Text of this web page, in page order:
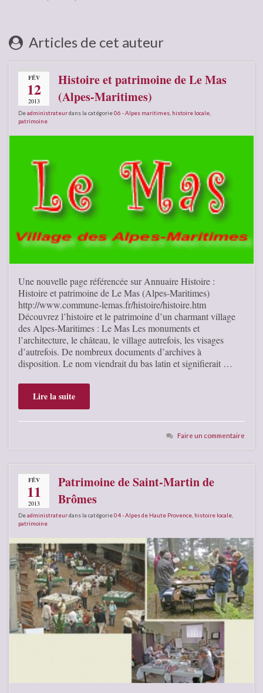
Articles de cet auteur
FÉV
12
2013
Histoire et patrimoine de Le Mas
(Alpes-Maritimes)
Deadministrateurdans la catégorie06 - Alpes maritimes histoire locale
patrimoine
Une nouvelle page référencée sur Annuaire Histoire :
Histoire et patrimoine de Le Mas (Alpes-Maritimes)
http://www.commune-lemas.fr/histoire/histoire.htm
Découvrez l’histoire et le patrimoine d’un charmant village
des Alpes-Maritimes : Le Mas Les monuments et
l’architecture, le château, le village autrefois, les visages
d’autrefois. De nombreux documents d’archives à
disposition. Le nom viendrait du bas latin et signifierait …
Lire la suite
Faire un commentaire
FÉV
11
2013
Patrimoine de Saint-Martin de
Brômes
Deadministrateurdans la catégorie04 - Alpes de Haute Provence histoire locale
patrimoine